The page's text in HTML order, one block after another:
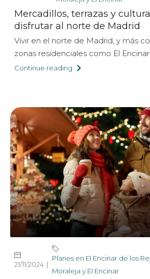
Mercadillos, terrazas y
disfrutar al norte de Madrid
Vivir en el norte de Madrid, y más
zonas residenciales como El
Continue reading
21/11/2024
Planes en El Encinar de los
Moraleja y El Encinar